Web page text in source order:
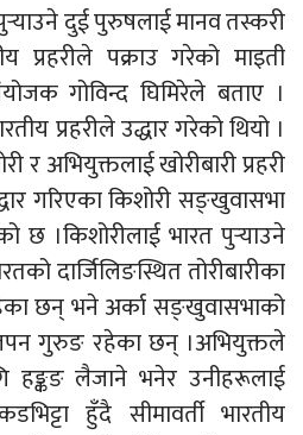
दुई पुरुषलाई मानव तस्करी
प्रहरीले पक्राउ गरेको माइती
गोविन्द घिमिरेले बताए ।
प्रहरीले उद्धार गरेको थियो ।
र अभियुक्तलाई खोरीबारी प्रहरी
गरिएका किशोरी सङ्खुवासभा
छ ।किशोरीलाई भारत पुर्‍याउने
दार्जिलिङस्थित तोरीबारीका
छन् भने अर्का सङ्खुवासभाको
गुरुङ रहेका छन् ।अभियुक्तले
हङ्कङ लैजाने भनेर उनीहरूलाई
हुँदै सीमावर्ती भारतीय